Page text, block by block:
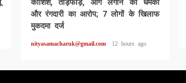
कोशिश, तोड़फोड़, आग लगाने की धमकी
और रंगदारी का आरोप; 7 लोगों के खिलाफ
मुकदमा दर्ज
nityasamacharuk@gmail.com 12 hours ago